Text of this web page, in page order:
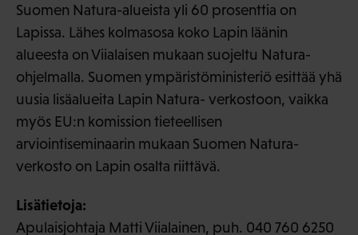
Suomen Natura-alueista yli 60 prosenttia on
Lapissa. Lähes kolmasosa koko Lapin läänin
alueesta on Viialaisen mukaan suojeltu Natura-
ohjelmalla. Suomen ympäristöministeriö esittää yhä
uusia lisäalueita Lapin Natura- verkostoon, vaikka
myös EU:n komission tieteellisen
arviointiseminaarin mukaan Suomen Natura-
verkosto on Lapin osalta riittävä.
Lisätietoja:
Apulaisjohtaja Matti Viialainen, puh. 040 760 6250